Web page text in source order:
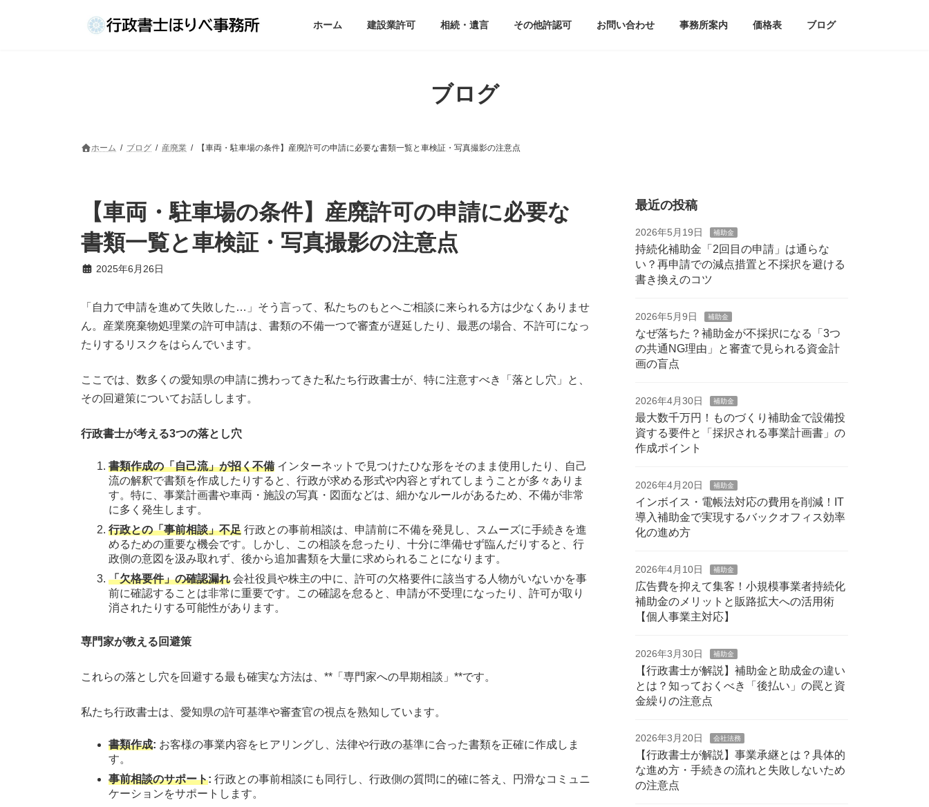
ホーム 建設業許可 相続・遺言 その他許認可 お問い合わせ 事務所案内 価格表 ブログ
ブログ
ホーム ブログ 産廃業 【車両・駐車場の条件】産廃許可の申請に必要な書類一覧と車検証・写真撮影の注意点
【車両・駐車場の条件】産廃許可の申請に必要な
書類一覧と車検証・写真撮影の注意点
2025年6月26日
「自力で申請を進めて失敗した…」そう言って、私たちのもとへご相談に来られる方は少なくありませ
ん。産業廃棄物処理業の許可申請は、書類の不備一つで審査が遅延したり、最悪の場合、不許可になっ
たりするリスクをはらんでいます。
ここでは、数多くの愛知県の申請に携わってきた私たち行政書士が、特に注意すべき「落とし穴」と、
その回避策についてお話しします。
行政書士が考える3つの落とし穴
書類作成の「自己流」が招く不備 インターネットで見つけたひな形をそのまま使用したり、自己
流の解釈で書類を作成したりすると、行政が求める形式や内容とずれてしまうことが多々ありま
す。特に、事業計画書や車両・施設の写真・図面などは、細かなルールがあるため、不備が非常
に多く発生します。
行政との「事前相談」不足 行政との事前相談は、申請前に不備を発見し、スムーズに手続きを進
めるための重要な機会です。しかし、この相談を怠ったり、十分に準備せず臨んだりすると、行
政側の意図を汲み取れず、後から追加書類を大量に求められることになります。
「欠格要件」の確認漏れ 会社役員や株主の中に、許可の欠格要件に該当する人物がいないかを事
前に確認することは非常に重要です。この確認を怠ると、申請が不受理になったり、許可が取り
消されたりする可能性があります。
専門家が教える回避策
これらの落とし穴を回避する最も確実な方法は、**「専門家への早期相談」**です。
私たち行政書士は、愛知県の許可基準や審査官の視点を熟知しています。
書類作成: お客様の事業内容をヒアリングし、法律や行政の基準に合った書類を正確に作成しま
す。
事前相談のサポート: 行政との事前相談にも同行し、行政側の質問に的確に答え、円滑なコミュニ
ケーションをサポートします。
最近の投稿
2026年5月19日 補助金
持続化補助金「2回目の申請」は通らな
い？再申請での減点措置と不採択を避ける
書き換えのコツ
2026年5月9日 補助金
なぜ落ちた？補助金が不採択になる「3つ
の共通NG理由」と審査で見られる資金計
画の盲点
2026年4月30日 補助金
最大数千万円！ものづくり補助金で設備投
資する要件と「採択される事業計画書」の
作成ポイント
2026年4月20日 補助金
インボイス・電帳法対応の費用を削減！IT
導入補助金で実現するバックオフィス効率
化の進め方
2026年4月10日 補助金
広告費を抑えて集客！小規模事業者持続化
補助金のメリットと販路拡大への活用術
【個人事業主対応】
2026年3月30日 補助金
【行政書士が解説】補助金と助成金の違い
とは？知っておくべき「後払い」の罠と資
金繰りの注意点
2026年3月20日 会社法務
【行政書士が解説】事業承継とは？具体的
な進め方・手続きの流れと失敗しないため
の注意点